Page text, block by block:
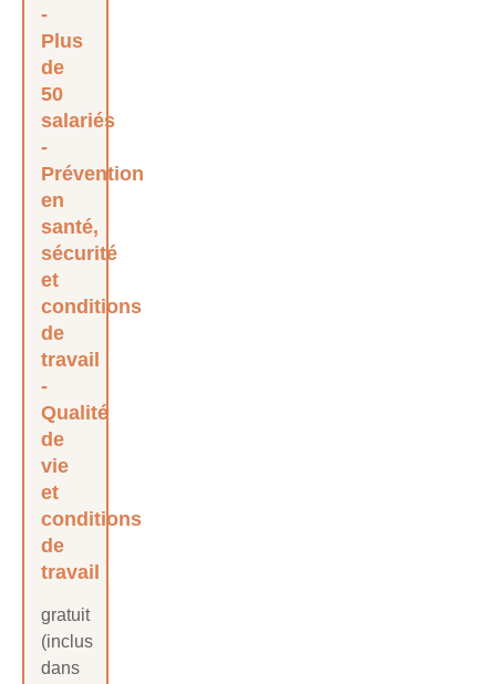
Plus
de
50
salariés
Prévention
en
santé,
sécurité
et
conditions
de
travail
Qualité
de
vie
et
conditions
de
travail
gratuit
(inclus
dans